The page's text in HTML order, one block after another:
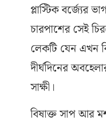
প্লাস্টিক বর্জ্যের
চারপাশের সেই
লেকটি যেন এখন
দীর্ঘদিনের
সাক্ষী।
বিষাক্ত সাপ আর